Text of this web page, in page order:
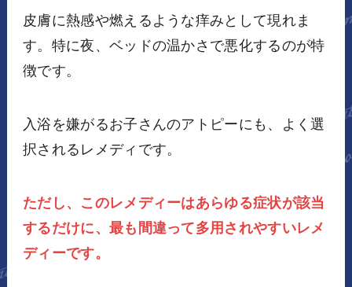
皮膚に熱感や燃えるような痒みとして現れま
す。特に夜、ベッドの温かさで悪化するのが特
徴です。
入浴を嫌がるお子さんのアトピーにも、よく選
択されるレメディです。
ただし、このレメディーはあらゆる症状が該当
するだけに、最も間違って多用されやすいレメ
ディーです。